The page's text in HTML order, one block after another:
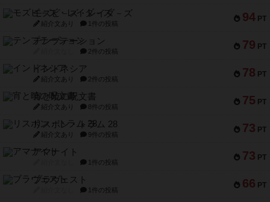
94 PT
モズビ－ズ・レイダ－ズ
紹介文あり 1件の投稿
79 PT
テンプテーション
2件の投稿
78 PT
インドネシア
紹介文あり 2件の投稿
75 PT
宵と暁の呪文書
紹介文あり 8件の投稿
73 PT
リスボン・トラム 28
紹介文あり 9件の投稿
73 PT
アマナイト
1件の投稿
66 PT
ブラヴェスト
1件の投稿